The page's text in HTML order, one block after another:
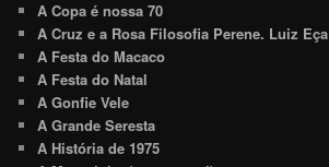
A Copa é nossa 70
A Cruz e a Rosa Filosofia Perene. Luiz Eça
A Festa do Macaco
A Festa do Natal
A Gonfie Vele
A Grande Seresta
A História de 1975